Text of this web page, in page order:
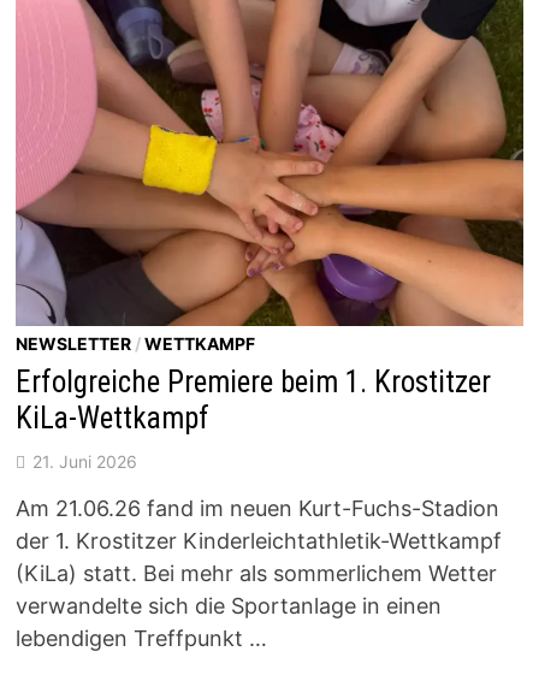
NEWSLETTER/WETTKAMPF
Erfolgreiche Premiere beim 1. Krostitzer
KiLa-Wettkampf
21. Juni 2026
Am 21.06.26 fand im neuen Kurt-Fuchs-Stadion
der 1. Krostitzer Kinderleichtathletik-Wettkampf
(KiLa) statt. Bei mehr als sommerlichem Wetter
verwandelte sich die Sportanlage in einen
lebendigen Treffpunkt …